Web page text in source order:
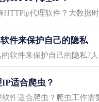
HTTPip代理软件？大数据
件来保护自己的隐私
软件来保护自己的隐私?
适合爬虫？
件适合爬虫？爬虫工作